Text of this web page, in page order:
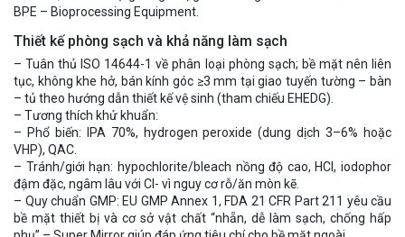
BPE – Bioprocessing Equipment.
Thiết kế phòng sạch và khả năng làm sạch
– Tuân thủ ISO 14644-1 về phân loại phòng sạch; bề mặt nên liên
tục, không khe hở, bán kính góc ≥3 mm tại giao tuyến tường – bàn
– tủ theo hướng dẫn thiết kế vệ sinh (tham chiếu EHEDG).
– Tương thích khử khuẩn:
– Phổ biến: IPA 70%, hydrogen peroxide (dung dịch 3–6% hoặc
VHP), QAC.
– Tránh/giới hạn: hypochlorite/bleach nồng độ cao, HCl, iodophor
đậm đặc, ngâm lâu với Cl- vì nguy cơ rỗ/ăn mòn kẽ.
– Quy chuẩn GMP: EU GMP Annex 1, FDA 21 CFR Part 211 yêu cầu
bề mặt thiết bị và cơ sở vật chất “nhẵn, dễ làm sạch, chống hấp